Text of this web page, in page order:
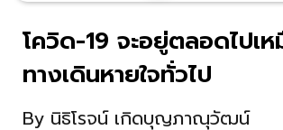
โควิด-19 จะอยู่ตลอดไปเห
ทางเดินหายใจทั่วไป
By นิธิโรจน์ เกิดบุญภาณุวัฒน์